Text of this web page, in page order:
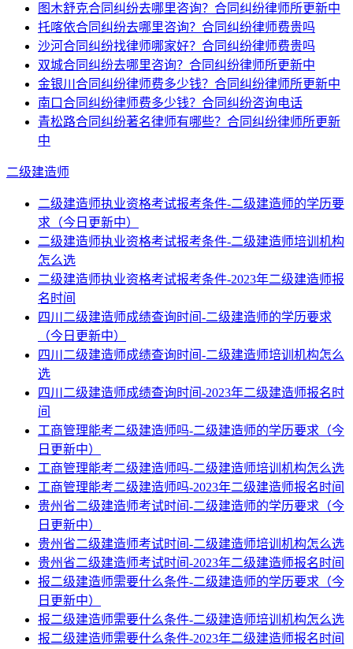
图木舒克合同纠纷去哪里咨询？合同纠纷律师所更新中
托喀依合同纠纷去哪里咨询？合同纠纷律师费贵吗
沙河合同纠纷找律师哪家好？合同纠纷律师费贵吗
双城合同纠纷去哪里咨询？合同纠纷律师所更新中
金银川合同纠纷律师费多少钱？合同纠纷律师所更新中
南口合同纠纷律师费多少钱？合同纠纷咨询电话
青松路合同纠纷著名律师有哪些？合同纠纷律师所更新
中
二级建造师
二级建造师执业资格考试报考条件-二级建造师的学历要
求（今日更新中）
二级建造师执业资格考试报考条件-二级建造师培训机构
怎么选
二级建造师执业资格考试报考条件-2023年二级建造师报
名时间
四川二级建造师成绩查询时间-二级建造师的学历要求
（今日更新中）
四川二级建造师成绩查询时间-二级建造师培训机构怎么
选
四川二级建造师成绩查询时间-2023年二级建造师报名时
间
工商管理能考二级建造师吗-二级建造师的学历要求（今
日更新中）
工商管理能考二级建造师吗-二级建造师培训机构怎么选
工商管理能考二级建造师吗-2023年二级建造师报名时间
贵州省二级建造师考试时间-二级建造师的学历要求（今
日更新中）
贵州省二级建造师考试时间-二级建造师培训机构怎么选
贵州省二级建造师考试时间-2023年二级建造师报名时间
报二级建造师需要什么条件-二级建造师的学历要求（今
日更新中）
报二级建造师需要什么条件-二级建造师培训机构怎么选
报二级建造师需要什么条件-2023年二级建造师报名时间